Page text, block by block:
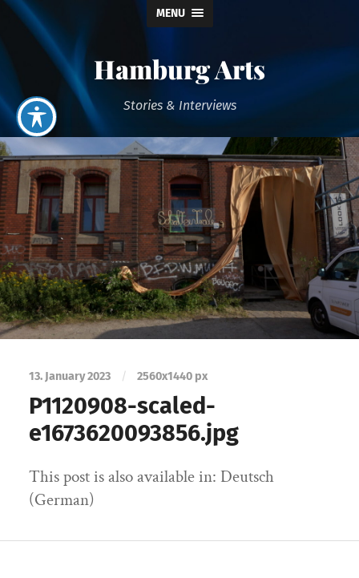
MENU
Hamburg Arts
Stories & Interviews
13. January 2023 / 2560x1440 px
P1120908-scaled-
e1673620093856.jpg
This post is also available in: Deutsch
(German)